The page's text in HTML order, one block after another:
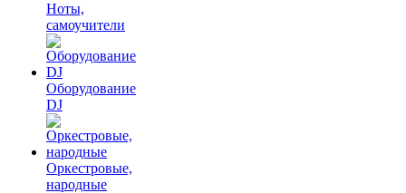
Ноты,
самоучители
Оборудование
DJ
Оркестровые,
народные